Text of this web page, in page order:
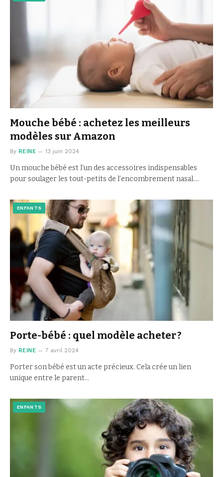
Mouche bébé : achetez les meilleurs
modèles sur Amazon
By REINE 13 juin 2024
Un mouche bébé est l’un des accessoires indispensables
pour soulager les tout-petits de l’encombrement nasal.…
ENFANTS
Porte-bébé : quel modèle acheter ?
By REINE 7 avril 2024
Porter son bébé est un acte précieux. Cela crée un lien
unique entre le parent…
ENFANTS